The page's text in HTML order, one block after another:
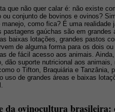
que não quer calar é: não existe
ou conjunto de bovinos e ovinos?
manejo, como fica? É uma
pastagens gaúchas são em
baixas lotações, grandes pastos
de alguma forma para os dois
de fácil acesso aos animais.
dão suporte nutricional aos
o Tifton, Braquiária e Tanzânia,
uso de grandes áreas e baixas
da ovinocultura brasileira: